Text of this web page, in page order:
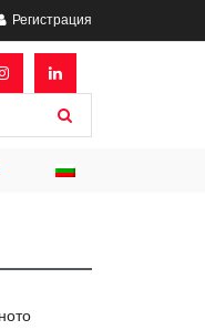
Регистрация